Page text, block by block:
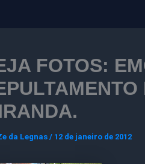
FOTOS:
da Legnas / 12 de janeiro de 2012